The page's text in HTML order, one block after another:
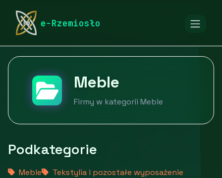
e-Rzemiosło
rymarstwo-poznan.pl
Meble
Firmy w kategorii Meble
Podkategorie
Meble
Tekstylia i pozostałe wyposażenie